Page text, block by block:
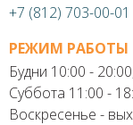
+7 (812) 703-00-01
РЕЖИМ РАБОТЫ
Будни 10:00 -
Суббота 11:00 -
Воскресенье -